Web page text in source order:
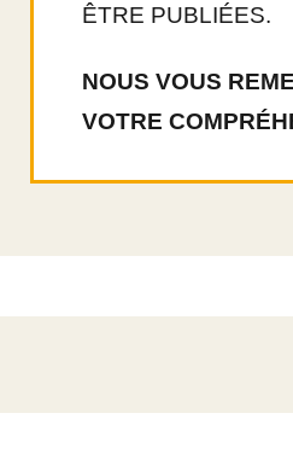
ÊTRE PUBLIÉES.
NOUS VOUS
VOTRE